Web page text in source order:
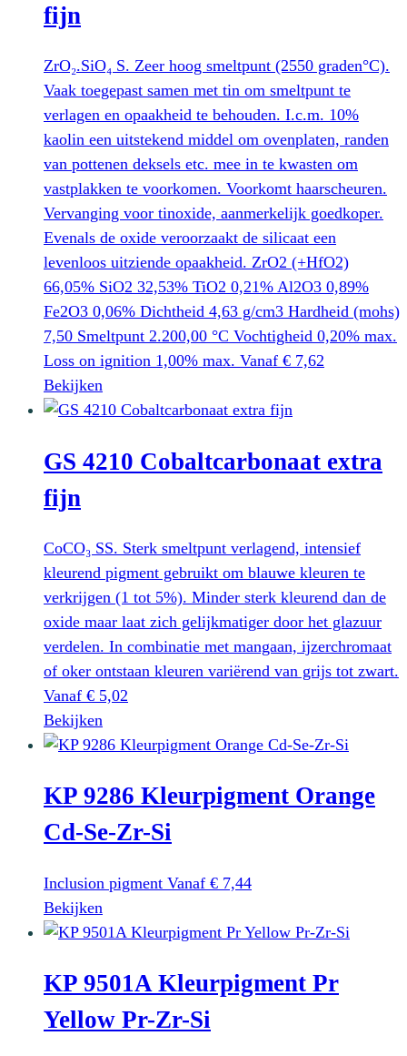
fijn
ZrO₂.SiO₄ S. Zeer hoog smeltpunt (2550 graden°C).
Vaak toegepast samen met tin om smeltpunt te
verlagen en opaakheid te behouden. I.c.m. 10%
kaolin een uitstekend middel om ovenplaten, randen
van pottenen deksels etc. mee in te kwasten om
vastplakken te voorkomen. Voorkomt haarscheuren.
Vervanging voor tinoxide, aanmerkelijk goedkoper.
Evenals de oxide veroorzaakt de silicaat een
levenloos uitziende opaakheid. ZrO2 (+HfO2)
66,05% SiO2 32,53% TiO2 0,21% Al2O3 0,89%
Fe2O3 0,06% Dichtheid 4,63 g/cm3 Hardheid (mohs)
7,50 Smeltpunt 2.200,00 °C Vochtigheid 0,20% max.
Loss on ignition 1,00% max. Vanaf € 7,62
Bekijken
product
meerdere
kan
gekozen
worden
op
de
productpagina
GS 4210 Cobaltcarbonaat extra
fijn
CoCO₃ SS. Sterk smeltpunt verlagend, intensief
kleurend pigment gebruikt om blauwe kleuren te
verkrijgen (1 tot 5%). Minder sterk kleurend dan de
oxide maar laat zich gelijkmatiger door het glazuur
verdelen. In combinatie met mangaan, ijzerchromaat
of oker ontstaan kleuren variërend van grijs tot zwart.
Vanaf € 5,02
Bekijken
product
meerdere
Deze
kan
gekozen
worden
de
productpagina
KP 9286 Kleurpigment Orange
Cd-Se-Zr-Si
Inclusion pigment Vanaf € 7,44
Bekijken
product
meerdere
Deze
KP 9501A Kleurpigment Pr
Yellow Pr-Zr-Si